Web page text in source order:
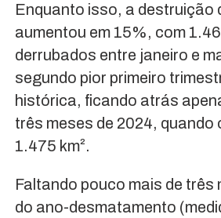
Enquanto isso, a destruição
aumentou em 15%, com
derrubados entre janeiro e
segundo pior primeiro
histórica, ficando atrás
três meses de 2024, quando
1.475 km².
Faltando pouco mais de três
do ano-desmatamento